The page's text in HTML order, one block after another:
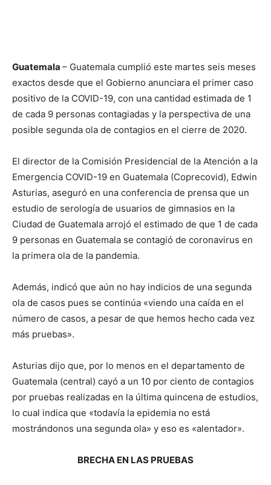
Guatemala – Guatemala cumplió este martes seis meses
exactos desde que el Gobierno anunciara el primer caso
positivo de la COVID-19, con una cantidad estimada de 1
de cada 9 personas contagiadas y la perspectiva de una
posible segunda ola de contagios en el cierre de 2020.
El director de la Comisión Presidencial de la Atención a la
Emergencia COVID-19 en Guatemala (Coprecovid), Edwin
Asturias, aseguró en una conferencia de prensa que un
estudio de serología de usuarios de gimnasios en la
Ciudad de Guatemala arrojó el estimado de que 1 de cada
9 personas en Guatemala se contagió de coronavirus en
la primera ola de la pandemia.
Además, indicó que aún no hay indicios de una segunda
ola de casos pues se continúa «viendo una caída en el
número de casos, a pesar de que hemos hecho cada vez
más pruebas».
Asturias dijo que, por lo menos en el departamento de
Guatemala (central) cayó a un 10 por ciento de contagios
por pruebas realizadas en la última quincena de estudios,
lo cual indica que «todavía la epidemia no está
mostrándonos una segunda ola» y eso es «alentador».
BRECHA EN LAS PRUEBAS